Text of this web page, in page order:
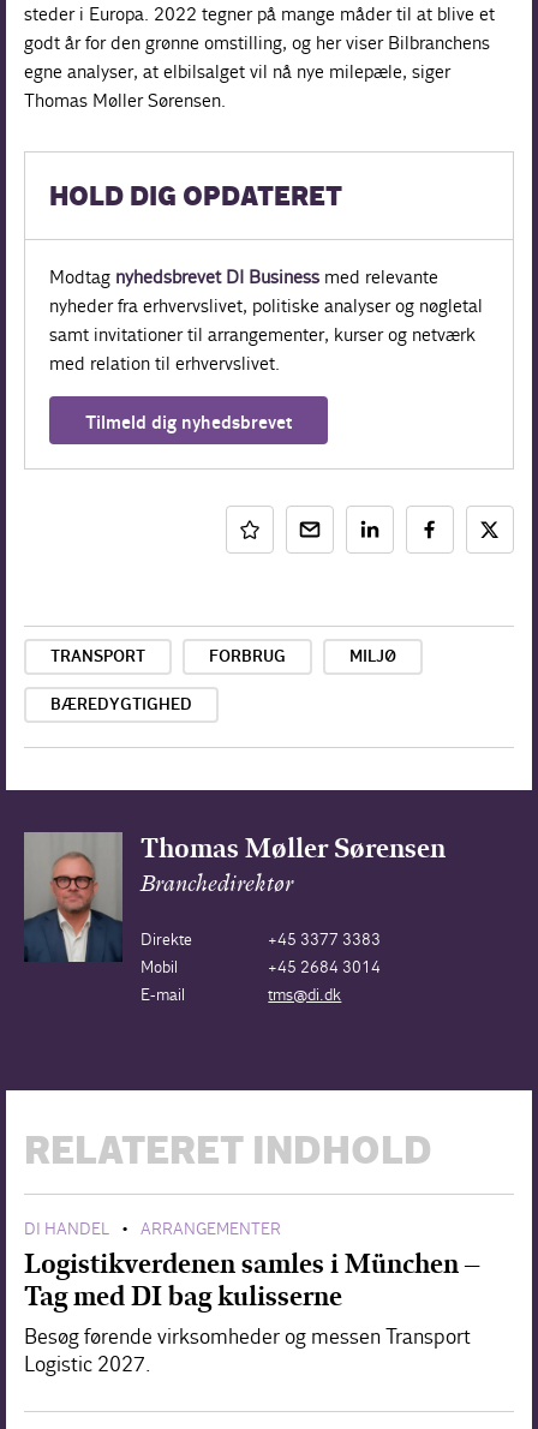
steder i Europa. 2022 tegner på mange måder til at blive et
godt år for den grønne omstilling, og her viser Bilbranchens
egne analyser, at elbilsalget vil nå nye milepæle, siger
Thomas Møller Sørensen.
HOLD DIG OPDATERET
Modtag nyhedsbrevet DI Business med relevante
nyheder fra erhvervslivet, politiske analyser og nøgletal
samt invitationer til arrangementer, kurser og netværk
med relation til erhvervslivet.
Tilmeld dig nyhedsbrevet
TRANSPORT FORBRUG MILJØ
BÆREDYGTIGHED
Thomas Møller Sørensen
Branchedirektør
Direkte
+45 3377 3383
Mobil
+45 2684 3014
E-mail
tms@di.dk
RELATERET INDHOLD
DI HANDEL • ARRANGEMENTER
Logistikverdenen samles i München –
Tag med DI bag kulisserne
Besøg førende virksomheder og messen Transport
Logistic 2027.